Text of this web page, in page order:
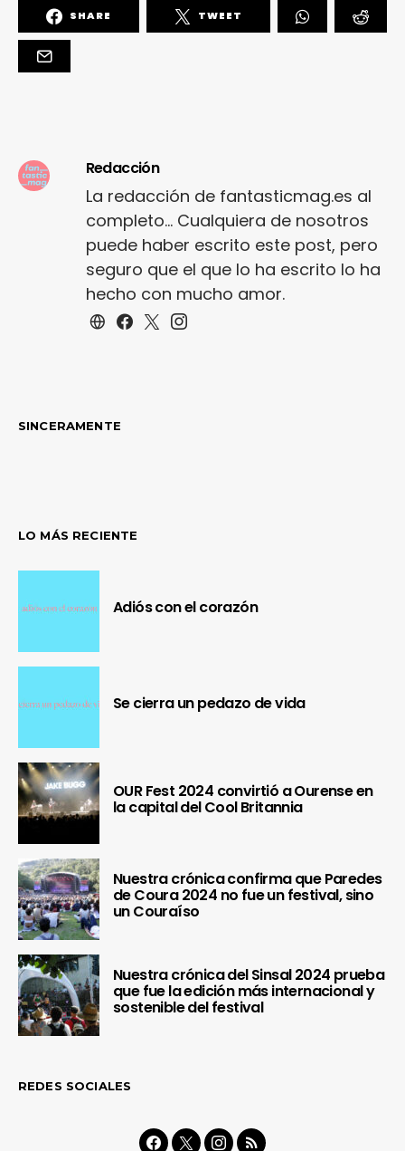
SHARE TWEET
Redacción
La redacción de fantasticmag.es al
completo... Cualquiera de nosotros
puede haber escrito este post, pero
seguro que el que lo ha escrito lo ha
hecho con mucho amor.
SINCERAMENTE
LO MÁS RECIENTE
Adiós con el corazón
Se cierra un pedazo de vida
OUR Fest 2024 convirtió a Ourense en
la capital del Cool Britannia
Nuestra crónica confirma que Paredes
de Coura 2024 no fue un festival, sino
un Couraíso
Nuestra crónica del Sinsal 2024 prueba
que fue la edición más internacional y
sostenible del festival
REDES SOCIALES